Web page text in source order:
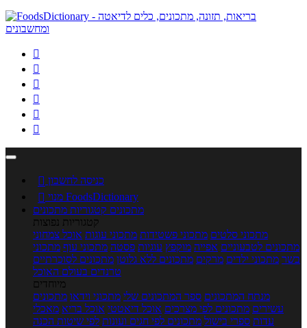






 כניסה לחשבון

מנוי FoodsDictionary
מתכונים קטגוריות מתכונים
קטגוריות נפוצות
מתכוני סלטים מתכוני פשטידות מתכוני עוגות אוכל צמחוני
מתכונים לטבעוניים אפייה מוקפץ עוגיות פסטה מתכוני עוף מתכוני
בשר מתכוני ילדים מרקים מתכונים ללא גלוטן מתכונים לסוכרתיים
טרנדים בעולם האוכל
מיוחדים
מנתח המתכונים ספר המתכונים שלי מתכוני וידאו מתכונים
עשירים מתכונים לפי מצרכים אוכל דיאטטי אוכל בריא מאכלי
עדות ספרי בישול מתכונים לפי חגים ועונות לפי שיטות הכנה